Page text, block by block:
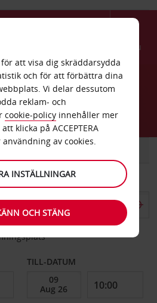
Menu
TILL-DATUM
att visa dig skräddarsydda
och för att förbättra dina
Vi delar dessutom
reklam- och
cookie-policy innehåller mer
klicka på ACCEPTERA
av cookies.
INSTÄLLNINGAR
OCH STÄNG